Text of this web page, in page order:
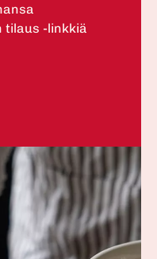
tilaus -linkkiä